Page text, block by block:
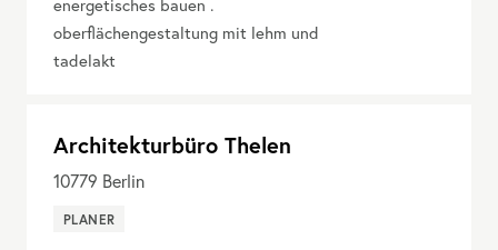
energetisches bauen .
oberflächengestaltung mit lehm und
tadelakt
Architekturbüro Thelen
10779 Berlin
PLANER